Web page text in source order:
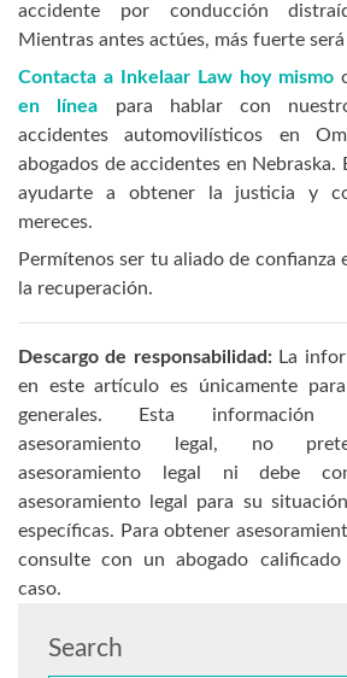
accidente por conducción
Mientras antes actúes, más fuerte
Contacta a Inkelaar Law hoy mismo
en línea para hablar con
accidentes automovilísticos en
abogados de accidentes en Nebraska.
ayudarte a obtener la justicia y
mereces.
Permítenos ser tu aliado de confianza
la recuperación.
Descargo de responsabilidad:La
en este artículo es únicamente
generales. Esta información
asesoramiento legal, no
asesoramiento legal ni debe
asesoramiento legal para su
específicas. Para obtener
consulte con un abogado
caso.
Search